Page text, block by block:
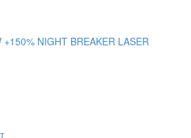
NIGHT BREAKER LASER